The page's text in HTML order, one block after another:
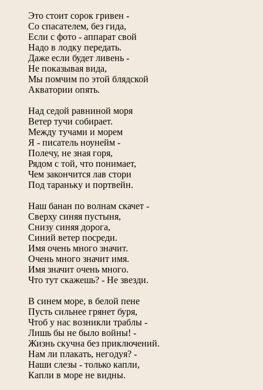
Это стоит сорок гривен -
Со спасателем, без гида,
Если с фото - аппарат свой
Надо в лодку передать.
Даже если будет ливень -
Не показывая вида,
Мы помчим по этой блядской
Акватории опять.
Над седой равниной моря
Ветер тучи собирает.
Между тучами и морем
Я - писатель ноунейм -
Полечу, не зная горя,
Рядом с той, что понимает,
Чем закончится лав стори
Под тараньку и портвейн.
Наш банан по волнам скачет -
Сверху синяя пустыня,
Снизу синяя дорога,
Синий ветер посреди.
Имя очень много значит.
Очень много значит имя.
Имя значит очень много.
Что тут скажешь? - Не звезди.
В синем море, в белой пене
Пусть сильнее грянет буря,
Чтоб у нас возникли траблы -
Лишь бы не было войны! -
Жизнь скучна без приключений.
Нам ли плакать, негодуя? -
Наши слезы - только капли,
Капли в море не видны.